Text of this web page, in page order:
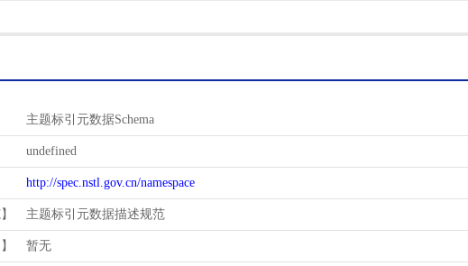
主题标引元数据Schema
undefined
http://spec.nstl.gov.cn/namespace
主题标引元数据描述规范
暂无